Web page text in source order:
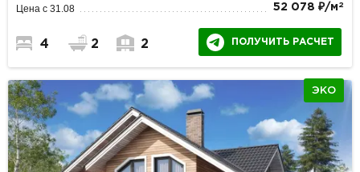
Цена с 31.08 52 078 ₽/м 2
4 2 2 ПОЛУЧИТЬ РАСЧЕТ
ЭКО